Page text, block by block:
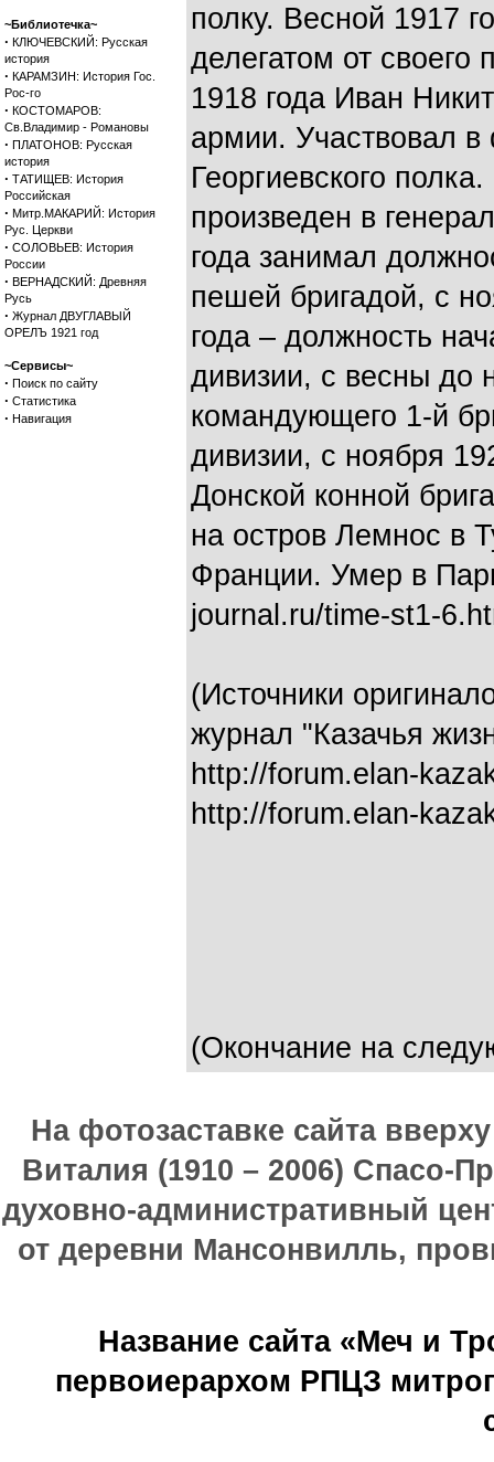
~Библиотечка~
· КЛЮЧЕВСКИЙ: Русская
история
· КАРАМЗИН: История Гос.
Рос-го
· КОСТОМАРОВ:
Св.Владимир - Романовы
· ПЛАТОНОВ: Русская
история
· ТАТИЩЕВ: История
Российская
· Митр.МАКАРИЙ: История
Рус. Церкви
· СОЛОВЬЕВ: История
России
· ВЕРНАДСКИЙ: Древняя
Русь
· Журнал ДВУГЛАВЫЙ
ОРЕЛЪ 1921 год
~Сервисы~
· Поиск по сайту
· Статистика
· Навигация
полку. Весной 1917
делегатом от своего
1918 года Иван
армии. Участвовал в
Георгиевского
произведен в
года занимал
пешей бригадой, с
года – должность
дивизии, с весны до
командующего 1-й
дивизии, с ноября
Донской конной
на остров Лемнос в
Франции. Умер в
journal.ru/time-st1-
(Источники
журнал "Казачья
http://forum.elan-
http://forum.elan-
(Окончание на
На фотозаставке сайта
Виталия (1910 – 2006) Спасо-
духовно-административный
от деревни Мансонвилль,
Название сайта «Меч и
первоиерархом РПЦЗ